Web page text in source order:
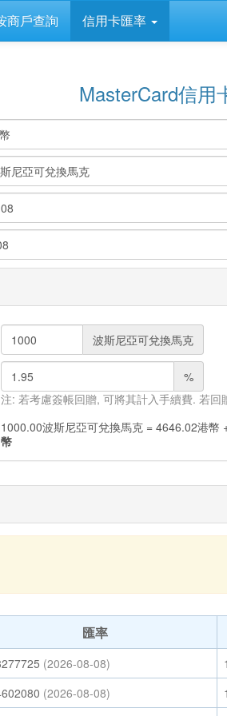
商戶查詢 信用卡匯率
MasterCard信用
波斯尼亞可兌換馬克
%
注: 若考慮簽帳回贈, 可將其計入手續費. 若
1000.00波斯尼亞可兌換馬克 = 4646.02港幣
幣
匯率
(2026-08-08)
(2026-08-08)